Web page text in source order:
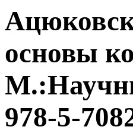
основы
978-5-